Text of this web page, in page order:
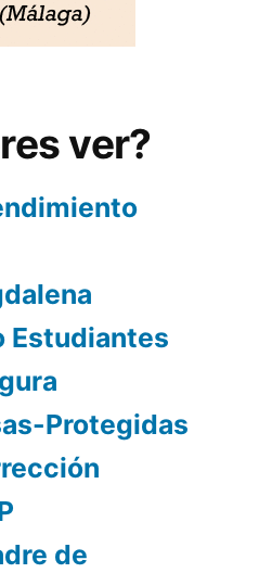
ver?
Estudiantes
Protegidas
de